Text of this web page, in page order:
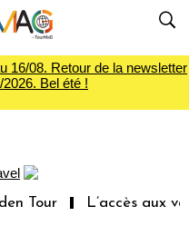
16/08. Retour de la newsletter
Bel été !
Tour L’accès aux